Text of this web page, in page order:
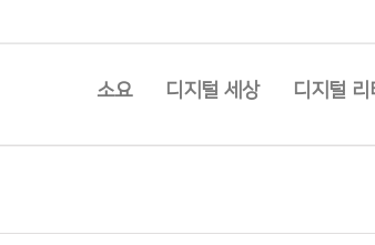
소요 디지털 세상 디지털 리